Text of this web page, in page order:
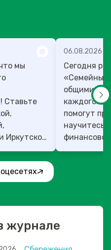
мы
Иркутской
06.08.2026
Сегодня
«Семейный
общими
каждого»!
помогут
научитесь:
журнале